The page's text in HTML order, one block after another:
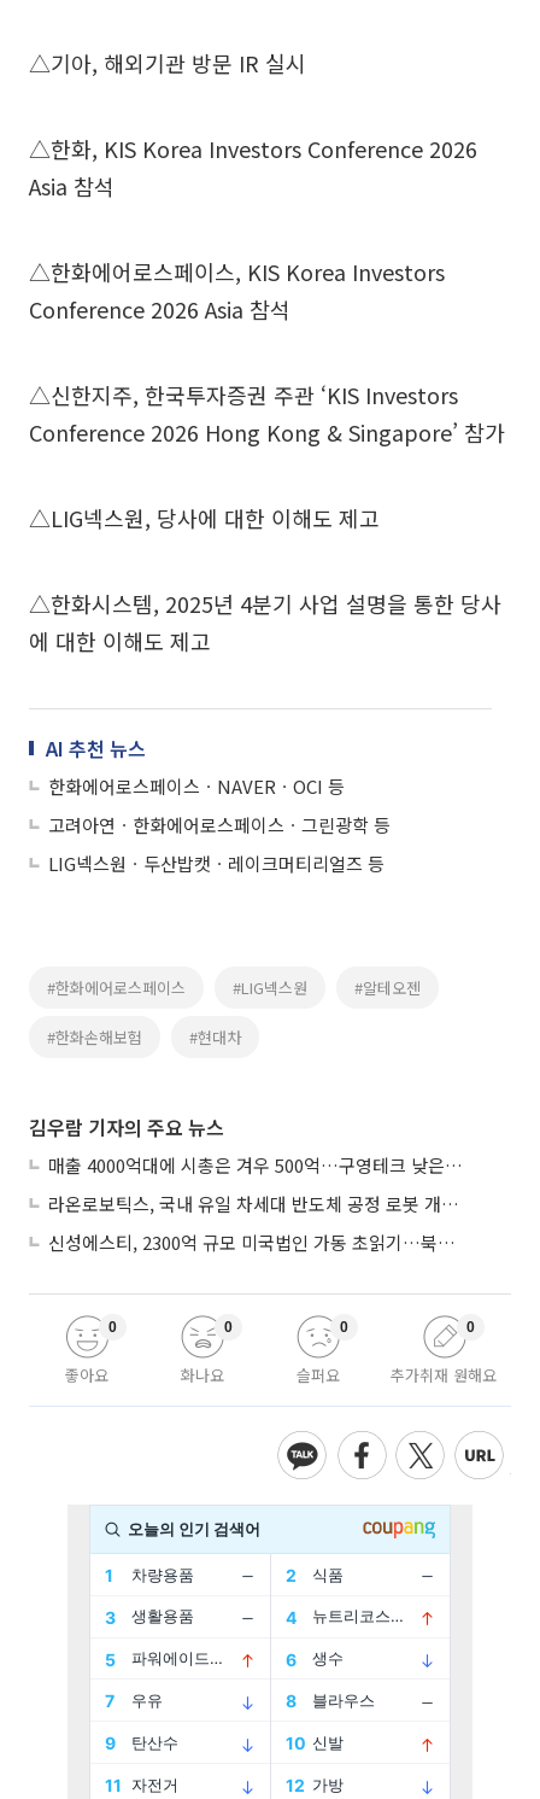
△기아, 해외기관 방문 IR 실시
△한화, KIS Korea Investors Conference 2026
Asia 참석
△한화에어로스페이스, KIS Korea Investors
Conference 2026 Asia 참석
△신한지주, 한국투자증권 주관 ‘KIS Investors
Conference 2026 Hong Kong & Singapore’ 참가
△LIG넥스원, 당사에 대한 이해도 제고
△한화시스템, 2025년 4분기 사업 설명을 통한 당사
에 대한 이해도 제고
AI 추천 뉴스
한화에어로스페이스ㆍNAVERㆍOCI 등
고려아연ㆍ한화에어로스페이스ㆍ그린광학 등
LIG넥스원ㆍ두산밥캣ㆍ레이크머티리얼즈 등
#한화에어로스페이스 #LIG넥스원 #알테오젠
#한화손해보험 #현대차
김우람 기자의 주요 뉴스
매출 4000억대에 시총은 겨우 500억…구영테크 낮은 몸값에 저가 승계 마무리
라온로보틱스, 국내 유일 차세대 반도체 공정 로봇 개발 ‘고객사 테스트 진행’
신성에스티, 2300억 규모 미국법인 가동 초읽기…북미 ESS 공략 본격화
좋아요
0
화나요
0
슬퍼요
0
추가취재 원해요
0